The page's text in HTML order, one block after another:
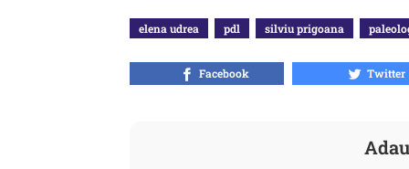
elena udrea pdl silviu prigoana
Facebook Twitter